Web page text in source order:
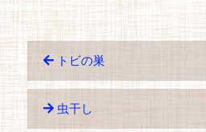
トビの巣
虫干し